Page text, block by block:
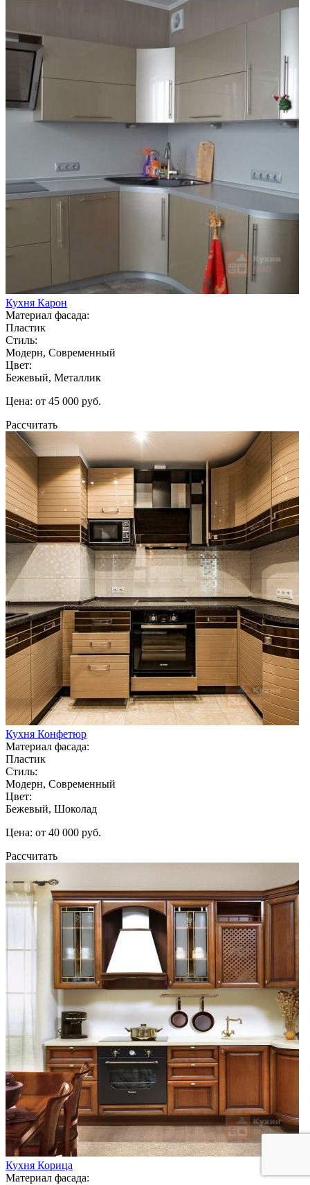
Кухня Карон
Материал фасада:
Пластик
Стиль:
Модерн, Современный
Цвет:
Бежевый, Металлик
Цена: от 45 000 руб.
Рассчитать
Кухня Конфетюр
Материал фасада:
Пластик
Стиль:
Модерн, Современный
Цвет:
Бежевый, Шоколад
Цена: от 40 000 руб.
Рассчитать
Кухня Корица
Материал фасада: